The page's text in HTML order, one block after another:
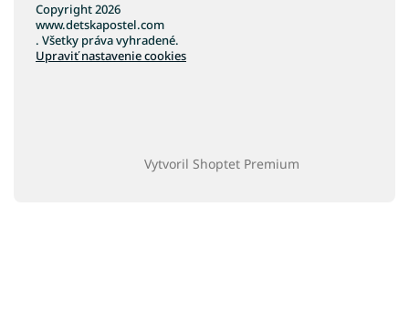
Vytvoril Shoptet Premium
Copyright 2026
www.detskapostel.com
. Všetky práva vyhradené.
Upraviť nastavenie cookies